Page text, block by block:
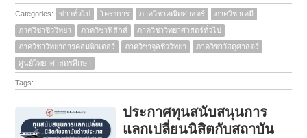
Categories: ข่าวทั่วไป โครงการ ภาควิชาคณิตศาสตร์
ภาควิชาเคมี
ภาควิชาชีววิทยา
ภาควิชาฟิสิกส์
ภาควิชาวิทยาศาสตร์ทั่วไป
ภาควิชาวิทยาการคอมพิวเตอร์
ภาควิชาจุลชีววิทยา
ภาควิชาวัสดุศาสตร์
ศูนย์วิทยาศาสตรศึกษา
Tags:
ประกาศทุนสนับสนุนการ
แลกเปลี่ยนนิสิตกับสถาบัน